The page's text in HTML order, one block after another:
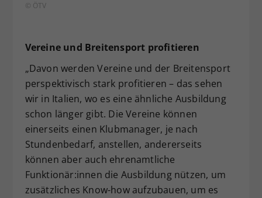
© ÖTV
Vereine und Breitensport profitieren
„Davon werden Vereine und der Breitensport
perspektivisch stark profitieren – das sehen
wir in Italien, wo es eine ähnliche Ausbildung
schon länger gibt. Die Vereine können
einerseits einen Klubmanager, je nach
Stundenbedarf, anstellen, andererseits
können aber auch ehrenamtliche
Funktionär:innen die Ausbildung nützen, um
zusätzliches Know-how aufzubauen, um es